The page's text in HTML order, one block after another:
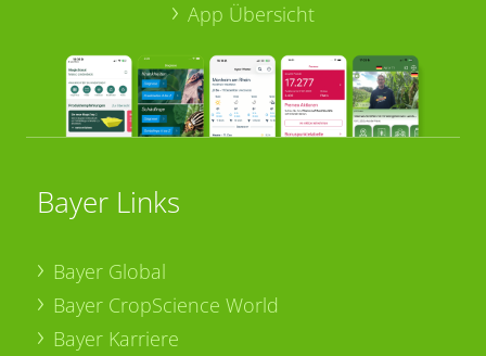
App Übersicht
Bayer Links
Bayer Global
Bayer CropScience World
Bayer Karriere